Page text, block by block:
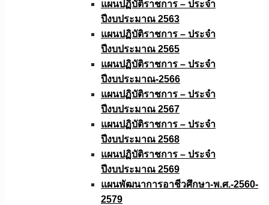
แผนปฏิบัติราชการ – ประจำ
ปีงบประมาณ 2563
แผนปฏิบัติราชการ – ประจำ
ปีงบประมาณ 2565
แผนปฏิบัติราชการ – ประจำ
ปีงบประมาณ-2566
แผนปฏิบัติราชการ – ประจำ
ปีงบประมาณ 2567
แผนปฏิบัติราชการ – ประจำ
ปีงบประมาณ 2568
แผนปฏิบัติราชการ – ประจำ
ปีงบประมาณ 2569
แผนพัฒนาการอาชีวศึกษา-พ.ศ.-2560-
2579